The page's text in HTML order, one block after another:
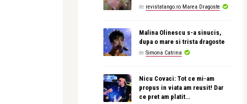
de revistatango.ro Marea Dragoste
Malina Olinescu s-a sinucis,
dupa o mare si trista dragoste
de Simona Catrina
Nicu Covaci: Tot ce mi-am
propus in viata am reusit! Dar
ce pret am platit…